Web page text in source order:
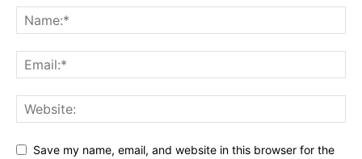
Save my name, email, and website in this browser for the